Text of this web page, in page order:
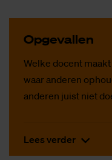
Op­ge­val­len
Welke docent
waar anderen
anderen juist niet
Lees verder